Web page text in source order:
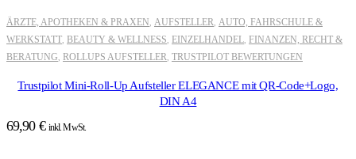
ÄRZTE, APOTHEKEN & PRAXEN AUFSTELLER AUTO, FAHRSCHULE &
WERKSTATT BEAUTY & WELLNESS EINZELHANDEL FINANZEN, RECHT &
BERATUNG ROLLUPS AUFSTELLER TRUSTPILOT BEWERTUNGEN
Trustpilot Mini-Roll-Up Aufsteller ELEGANCE mit QR-Code+Logo,
DIN A4
69,90 € inkl. MwSt.